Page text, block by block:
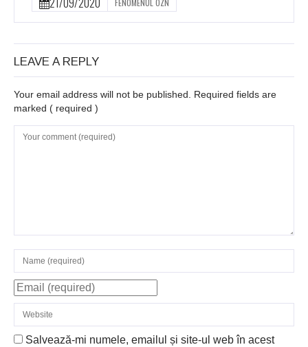
FENOMENUL OZN
LEAVE A REPLY
Your email address will not be published. Required fields are
marked ( required )
Salvează-mi numele, emailul și site-ul web în acest